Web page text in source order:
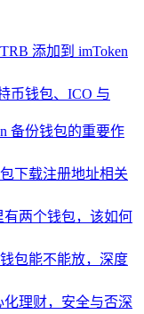
添加到 imToken
币钱包、ICO 与
备份钱包的重要作
下载注册地址相关
有两个钱包，该如何
包能不能放，深度
化理财，安全与否深